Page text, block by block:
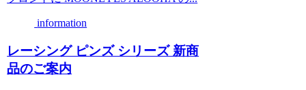
information
レーシング ピンズ シリーズ 新商
品のご案内